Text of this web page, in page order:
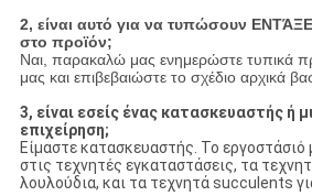
2, είναι αυτό για να τυπώσουν
στο προϊόν;
Ναι, παρακαλώ μας ενημερώστε τυπικά
μας και επιβεβαιώστε το σχέδιο αρχικά
3, είναι εσείς ένας κατασκευαστής ή
επιχείρηση;
Είμαστε κατασκευαστής. Το εργοστάσιό
στις τεχνητές εγκαταστάσεις, τα
λουλούδια, και τα τεχνητά succulents